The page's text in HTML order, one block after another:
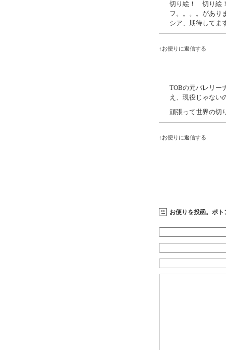
切り絵！ 切り絵
フ。。。。があり
シア、期待してま
↑お便りに返信する
TOBの元バレリー
え、現役じゃない
頑張って世界の切
↑お便りに返信する
お便りを投函。ポト